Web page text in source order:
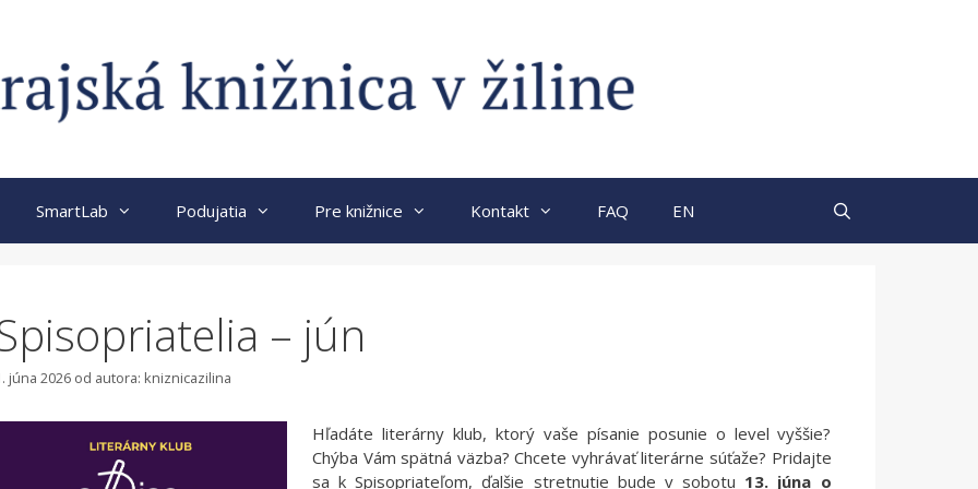
SmartLab Podujatia Pre knižnice Kontakt FAQ EN
– jún
júna 2026 od autora: kniznicazilina
Hľadáte literárny klub, ktorý vaše písanie posunie o level vyššie?
Chýba Vám spätná väzba? Chcete vyhrávať literárne súťaže? Pridajte
sa k Spisopriateľom, ďalšie stretnutie bude v sobotu 13. júna o